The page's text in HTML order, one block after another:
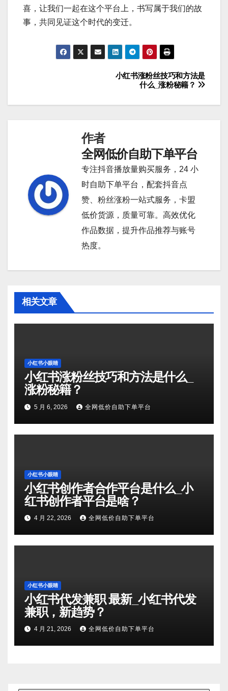
喜，让我们一起在这个平台上，书写属于我们的故
事，共同见证这个时代的变迁。
章
小红书涨粉丝技巧和方法是
什么_涨粉秘籍？
作者
全网低价自助下单平台
专注抖音播放量购买服务，24 小
时自助下单平台，配套抖音点
赞、粉丝涨粉一站式服务，卡盟
低价货源，质量可靠。高效优化
作品数据，提升作品推荐与账号
热度。
相关文章
小红书小眼睛
小红书涨粉丝技巧和方法是什么_
涨粉秘籍？
5 月 6, 2026 全网低价自助下单平台
小红书小眼睛
小红书创作者合作平台是什么_小
红书创作者平台是啥？
4 月 22, 2026 全网低价自助下单平台
小红书小眼睛
小红书代发兼职 最新_小红书代发
兼职，新趋势？
4 月 21, 2026 全网低价自助下单平台